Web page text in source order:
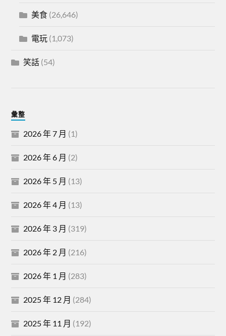
美食 (26,646)
電玩 (1,073)
笑話 (54)
彙整
2026 年 7 月 (1)
2026 年 6 月 (2)
2026 年 5 月 (13)
2026 年 4 月 (13)
2026 年 3 月 (319)
2026 年 2 月 (216)
2026 年 1 月 (283)
2025 年 12 月 (284)
2025 年 11 月 (192)